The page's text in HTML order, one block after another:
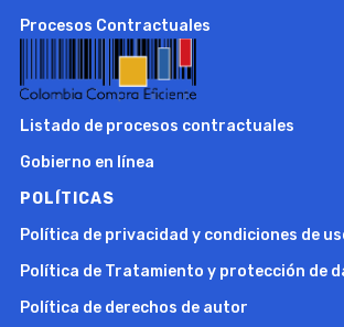
Procesos Contractuales
Listado de procesos contractuales
Gobierno en línea
POLÍTICAS
Política de privacidad y condiciones de
Política de Tratamiento y protección de
Política de derechos de autor